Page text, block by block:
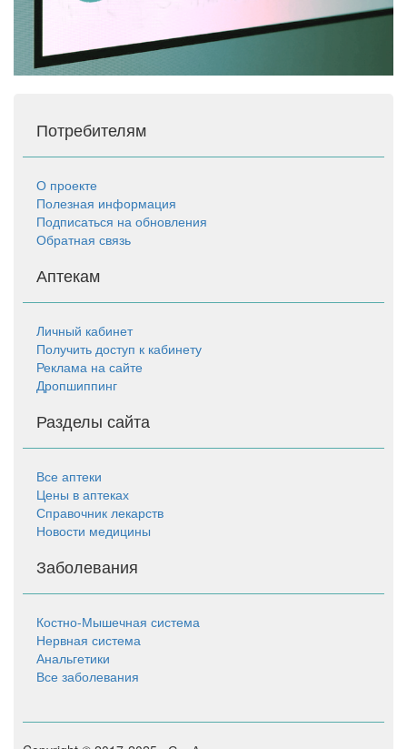
Потребителям
О проекте
Полезная информация
Подписаться на обновления
Обратная связь
Аптекам
Личный кабинет
Получить доступ к кабинету
Реклама на сайте
Дропшиппинг
Разделы сайта
Все аптеки
Цены в аптеках
Справочник лекарств
Новости медицины
Заболевания
Костно-Мышечная система
Нервная система
Анальгетики
Все заболевания